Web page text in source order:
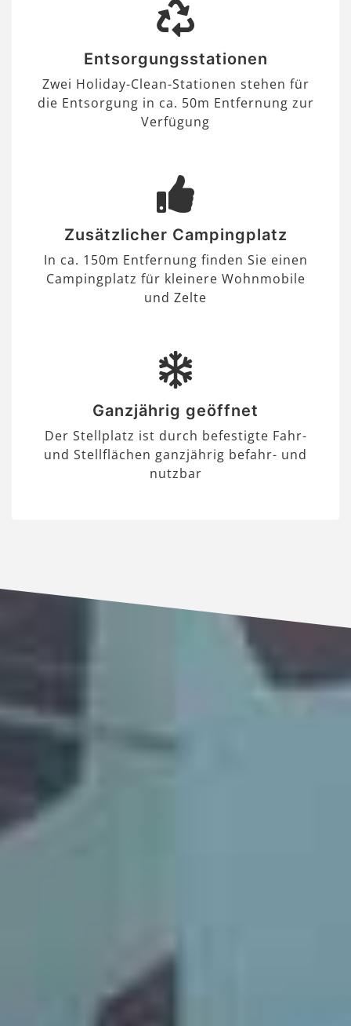
Entsorgungsstationen
Zwei Holiday-Clean-Stationen stehen für
die Entsorgung in ca. 50m Entfernung zur
Verfügung
Zusätzlicher Campingplatz
In ca. 150m Entfernung finden Sie einen
Campingplatz für kleinere Wohnmobile
und Zelte
Ganzjährig geöffnet
Der Stellplatz ist durch befestigte Fahr-
und Stellflächen ganzjährig befahr- und
nutzbar